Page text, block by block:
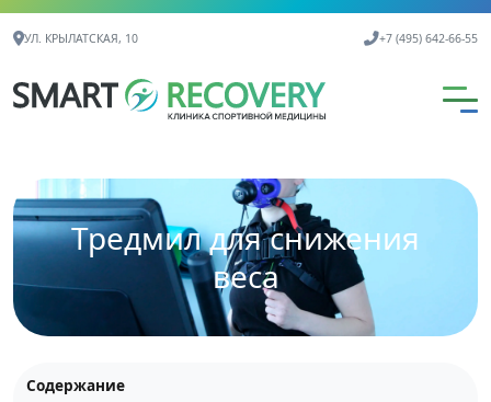
Контактная информация
УЛ. КРЫЛАТСКАЯ, 10 +7 (495) 642-66-55
Тредмил для снижения
веса
Содержание